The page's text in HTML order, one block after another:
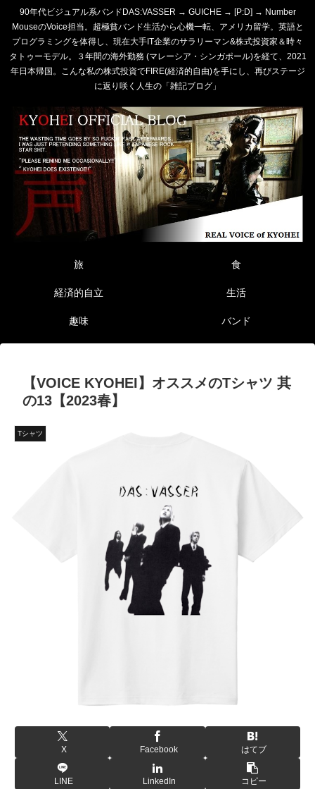
90年代ビジュアル系バンドDAS:VASSER → GUICHE → [P:D] → Number
MouseのVoice担当。超極貧バンド生活から心機一転、アメリカ留学。英語と
プログラミングを体得し、現在大手IT企業のサラリーマン&株式投資家＆時々
タトゥーモデル。３年間の海外勤務 (マレーシア・シンガポール)を経て、2021
年日本帰国。こんな私の株式投資でFIRE(経済的自由)を手にし、再びステージ
に返り咲く人生の「雑記ブログ」
旅 食
経済的自立 生活
趣味 バンド
【VOICE KYOHEI】オススメのTシャツ 其
の13【2023春】
Tシャツ
X Facebook はてブ
LINE LinkedIn コピー